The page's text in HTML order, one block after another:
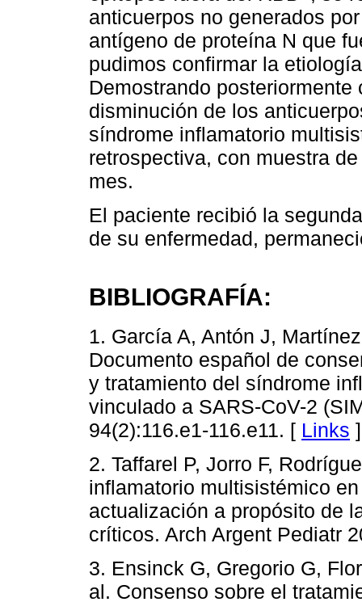
anticuerpos no generados
antígeno de proteína N que
pudimos confirmar la
Demostrando
disminución de los
síndrome inflamatorio
retrospectiva, con muestra
mes.
El paciente recibió la
de su enfermedad,
BIBLIOGRAFÍA:
1. García A, Antón J,
Documento español de
y tratamiento del síndrome
vinculado a SARS-CoV-2
94(2):116.e1-116.e11. [ Links ]
2. Taffarel P, Jorro F,
inflamatorio multisistémico
actualización a propósito de
críticos. Arch Argent Pediatr
3. Ensinck G, Gregorio G,
al. Consenso sobre el